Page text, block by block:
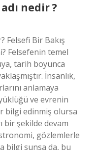
nedir ?
Felsefi Bir Bakış
Felsefenin temel
tarih boyunca
İnsanlık,
anlamaya
ve evrenin
bilgi edinmiş olursa
bir şekilde devam
gözlemlerle
bilgi sunsa da, bu